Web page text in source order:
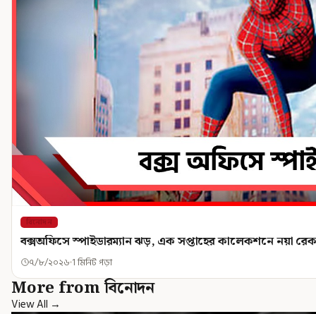
বিনোদন
বক্সঅফিসে স্পাইডারম্যান ঝড়, এক সপ্তাহের কালেকশনে নয়া
৭/৮/২০২৬ 1 মিনিট পড়া
More from বিনোদন
View All →